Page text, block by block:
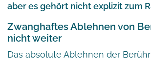
aber es gehört nicht explizit zum
Zwanghaftes Ablehnen von
nicht weiter
Das absolute Ablehnen der